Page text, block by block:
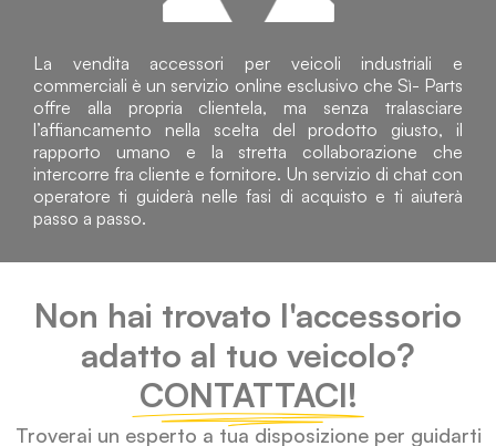
La vendita accessori per veicoli industriali e
commerciali è un servizio online esclusivo che Sì- Parts
offre alla propria clientela, ma senza tralasciare
l’affiancamento nella scelta del prodotto giusto, il
rapporto umano e la stretta collaborazione che
intercorre fra cliente e fornitore. Un servizio di chat con
operatore ti guiderà nelle fasi di acquisto e ti aiuterà
passo a passo.
Non hai trovato l'accessorio
adatto al tuo veicolo?
CONTATTACI!
Troverai un esperto a tua disposizione per guidarti